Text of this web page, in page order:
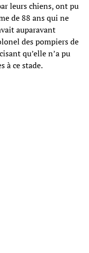
leurs chiens, ont pu
de 88 ans qui ne
auparavant
des pompiers de
qu’elle n’a pu
à ce stade.